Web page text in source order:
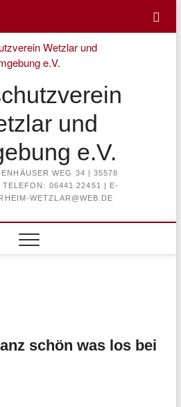
und
e.V.
WEG 34 | 35578
TELEFON: 06441 22451 | E-
WETZLAR@WEB.DE
schön was los bei